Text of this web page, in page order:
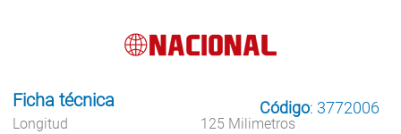
Código: 3772006
Ficha técnica
Longitud
125 Milimetros